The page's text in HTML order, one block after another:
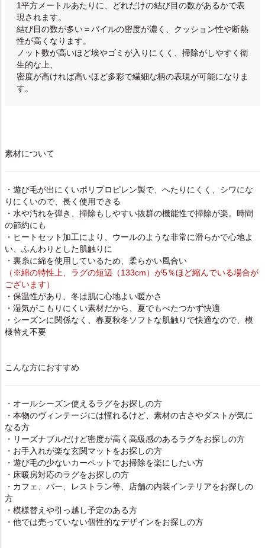
1平方メートルあたりに、どれだけの結び目の数があるかで表
現されます。
結び目の数が多い＝パイルの密度が濃く、クッション性や断熱
性が高くなります。
ノット数が高いほど埃やゴミが入りにくく、掃除がしやすく衛
生的な上、
密度が高ければ高いほど多彩で繊細な柄の表現が可能になりま
す。
素材について
・遊び毛が出にくいポリプロピレン製で、へたりにくく、シワにな
りにくいので、長く使用できる
・水や汚れを弾き、掃除もしやすい抜群の機能性で掃除が楽。時間
の節約にも
・ヒートセット加工により、ウールのような非常に滑らかで心地よ
い、ふんわりとした肌触りに
・裏糸に綿を使用しているため、柔らかい風合い
（※綿の特性上、ラグの短辺（133cm）が5％ほど縮んでいる場合が
ございます）
・保温性があり、冬は肌に心地よい暖かさ
・湿気がこもりにくい素材だから、夏でもべたつかず快適
・シーズンに関係なく、春夏秋冬ソフトな肌触りで快適なので、模
様替え不要
こんな方におすすめ
・オールシーズン使えるラグをお探しの方
・本物のヴィンテージには憧れるけど、素材の古さやダストが気に
なる方
・リーズナブルだけど密度が高く高級感のあるラグをお探しの方
・お手入れが楽な玄関マットをお探しの方
・遊び毛の少ないカーペットでお掃除を楽にしたい方
・床暖房対応のラグをお探しの方
・カフェ、バー、レストラン等、店舗の内装インテリアをお探しの
方
・模様替えや引っ越し予定のある方
・他では売っていない個性的なデザインをお探しの方